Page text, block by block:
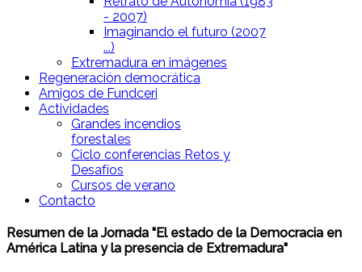
- 2007)
Imaginando el futuro (2007
...)
Extremadura en imágenes
Regeneración democrática
Amigos de Fundceri
Actividades
Grandes incendios
forestales
Ciclo conferencias Retos y
Desafíos
Cursos de verano
Contacto
Resumen de la Jornada "El estado de la Democracia en
América Latina y la presencia de Extremadura"